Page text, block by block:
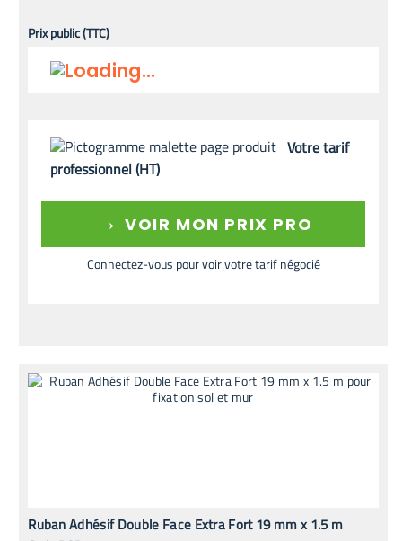
Prix public (TTC)
Votre tarif
professionnel (HT)
→ VOIR MON PRIX PRO
Connectez-vous pour voir votre tarif négocié
Ruban Adhésif Double Face Extra Fort 19 mm x 1.5 m